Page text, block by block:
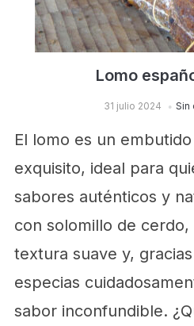
Lomo
31 julio 2024 Sin
El lomo es un
exquisito, ideal para
sabores auténticos y
con solomillo de
textura suave y,
especias
sabor inconfundible.